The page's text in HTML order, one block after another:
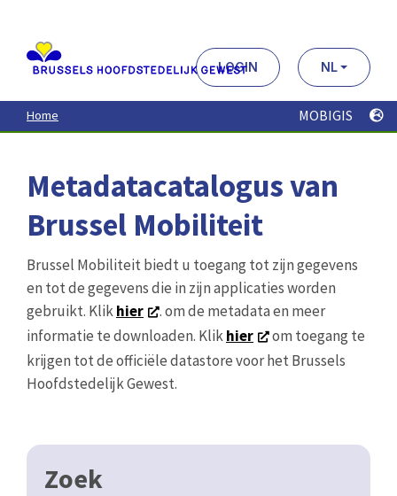
contenu
principal
LOGIN NL
Home MOBIGIS
Metadatacatalogus van
Brussel Mobiliteit
Brussel Mobiliteit biedt u toegang tot zijn gegevens
en tot de gegevens die in zijn applicaties worden
gebruikt. Klikhier
. om de metadata en meer
informatie te downloaden. Klikhier
om toegang te
krijgen tot de officiële datastore voor het Brussels
Hoofdstedelijk Gewest.
Zoek